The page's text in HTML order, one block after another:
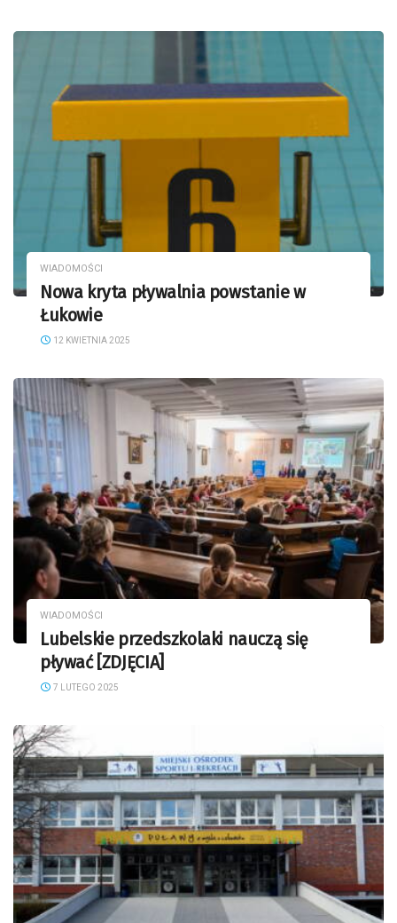
WIADOMOŚCI
Nowa kryta pływalnia powstanie w
Łukowie
12 KWIETNIA 2025
WIADOMOŚCI
Lubelskie przedszkolaki nauczą się
pływać [ZDJĘCIA]
7 LUTEGO 2025